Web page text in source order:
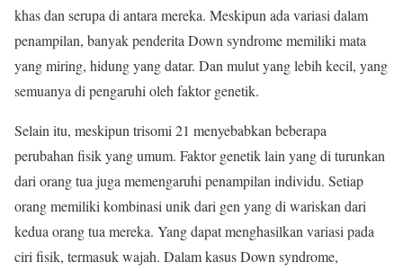
khas dan serupa di antara mereka. Meskipun ada variasi dalam
penampilan, banyak penderita Down syndrome memiliki mata
yang miring, hidung yang datar. Dan mulut yang lebih kecil, yang
semuanya di pengaruhi oleh faktor genetik.
Selain itu, meskipun trisomi 21 menyebabkan beberapa
perubahan fisik yang umum. Faktor genetik lain yang di turunkan
dari orang tua juga memengaruhi penampilan individu. Setiap
orang memiliki kombinasi unik dari gen yang di wariskan dari
kedua orang tua mereka. Yang dapat menghasilkan variasi pada
ciri fisik, termasuk wajah. Dalam kasus Down syndrome,